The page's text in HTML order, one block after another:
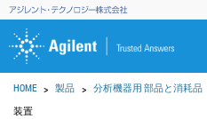
HOME 製品 分析機器用 部品と消耗品
装置